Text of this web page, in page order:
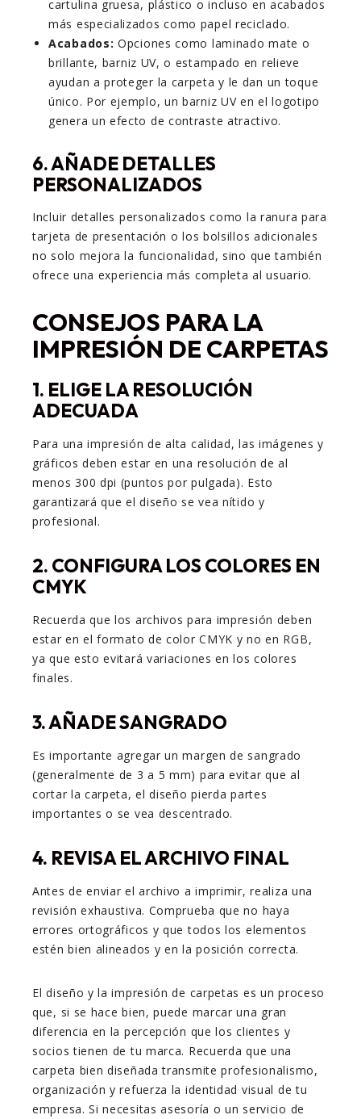
cartulina gruesa, plástico o incluso en acabados
más especializados como papel reciclado.
Acabados: Opciones como laminado mate o
brillante, barniz UV, o estampado en relieve
ayudan a proteger la carpeta y le dan un toque
único. Por ejemplo, un barniz UV en el logotipo
genera un efecto de contraste atractivo.
6. AÑADE DETALLES
PERSONALIZADOS
Incluir detalles personalizados como la ranura para
tarjeta de presentación o los bolsillos adicionales
no solo mejora la funcionalidad, sino que también
ofrece una experiencia más completa al usuario.
CONSEJOS PARA LA
IMPRESIÓN DE CARPETAS
1. ELIGE LA RESOLUCIÓN
ADECUADA
Para una impresión de alta calidad, las imágenes y
gráficos deben estar en una resolución de al
menos 300 dpi (puntos por pulgada). Esto
garantizará que el diseño se vea nítido y
profesional.
2. CONFIGURA LOS COLORES EN
CMYK
Recuerda que los archivos para impresión deben
estar en el formato de color CMYK y no en RGB,
ya que esto evitará variaciones en los colores
finales.
3. AÑADE SANGRADO
Es importante agregar un margen de sangrado
(generalmente de 3 a 5 mm) para evitar que al
cortar la carpeta, el diseño pierda partes
importantes o se vea descentrado.
4. REVISA EL ARCHIVO FINAL
Antes de enviar el archivo a imprimir, realiza una
revisión exhaustiva. Comprueba que no haya
errores ortográficos y que todos los elementos
estén bien alineados y en la posición correcta.
El diseño y la impresión de carpetas es un proceso
que, si se hace bien, puede marcar una gran
diferencia en la percepción que los clientes y
socios tienen de tu marca. Recuerda que una
carpeta bien diseñada transmite profesionalismo,
organización y refuerza la identidad visual de tu
empresa. Si necesitas asesoría o un servicio de